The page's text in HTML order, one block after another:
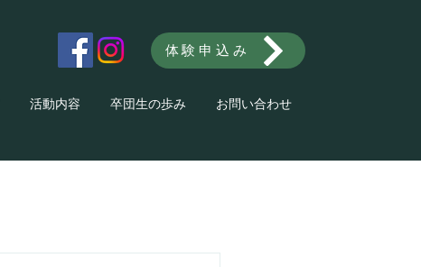
体験申込み
活動内容 卒団生の歩み お問い合わせ